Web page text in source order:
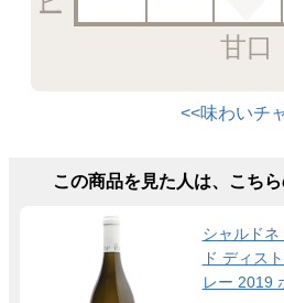
甘口
<<味わいチ
この商品を見た人は、こち
シャルド
ド ディス
レー 2019